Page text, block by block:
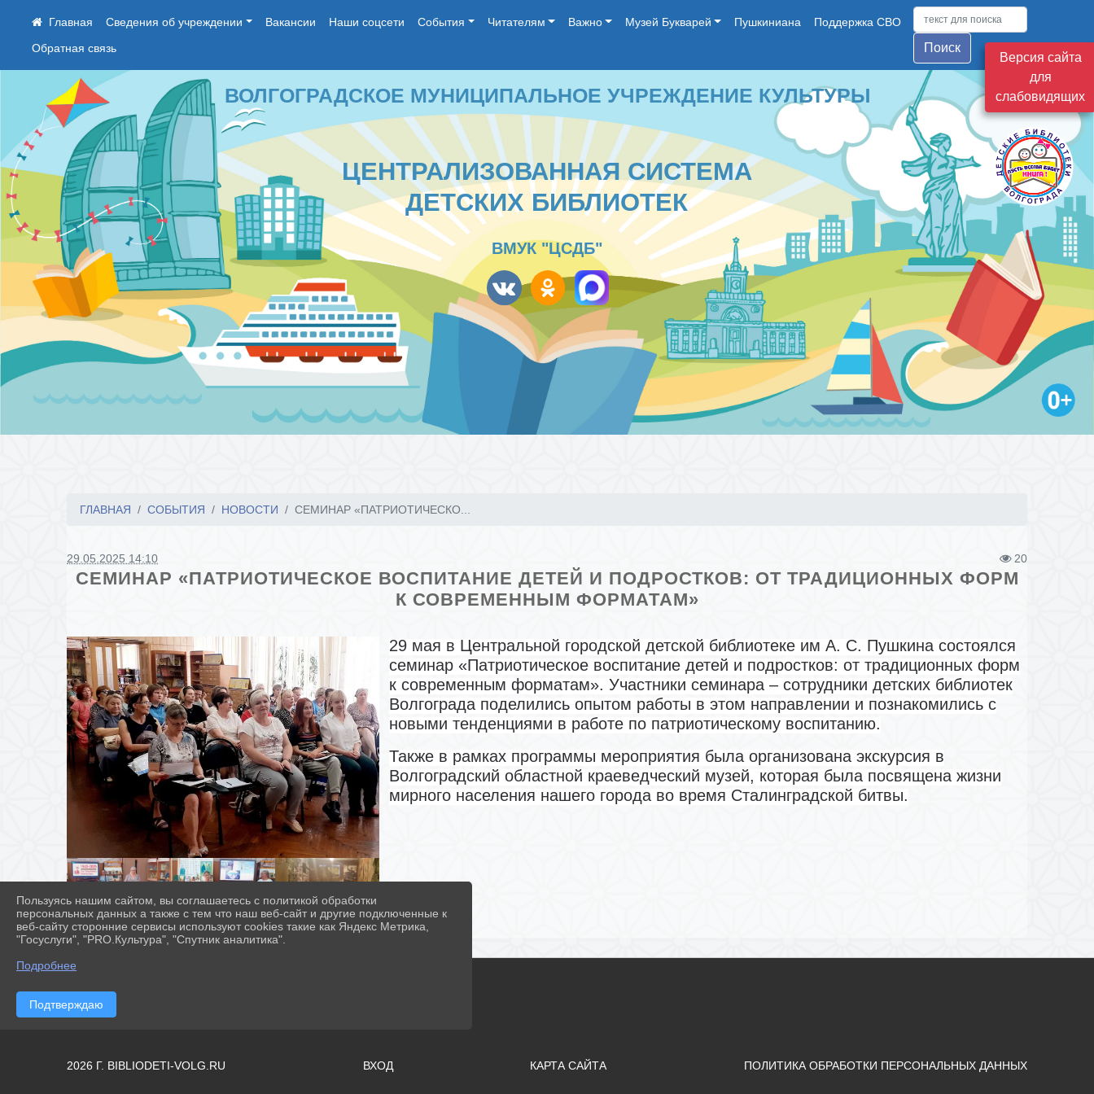
Версия сайта
для
слабовидящих
Сведения об учреждении Вакансии Наши соцсети События Читателям Важно Музей Букварей Пушкиниана
Поддержка СВО
Обратная связь
Поиск
ЦЕНТРАЛИЗОВАННАЯ СИСТЕМА
ДЕТСКИХ БИБЛИОТЕК
ВМУК "ЦСДБ"
ВОЛГОГРАДСКОЕ МУНИЦИПАЛЬНОЕ УЧРЕЖДЕНИЕ КУЛЬТУРЫ
ГЛАВНАЯ СОБЫТИЯ НОВОСТИ СЕМИНАР «ПАТРИОТИЧЕСКО...
29.05.2025 14:10 20
СЕМИНАР «ПАТРИОТИЧЕСКОЕ ВОСПИТАНИЕ ДЕТЕЙ И ПОДРОСТКОВ: ОТ ТРАДИЦИОННЫХ ФОРМ
К СОВРЕМЕННЫМ ФОРМАТАМ»
29 мая в Центральной городской детской библиотеке им А. С. Пушкина состоялся
семинар «Патриотическое воспитание детей и подростков: от традиционных форм
к современным форматам». Участники семинара – сотрудники детских библиотек
Волгограда поделились опытом работы в этом направлении и познакомились с
новыми тенденциями в работе по патриотическому воспитанию.
Также в рамках программы мероприятия была организована экскурсия в
Волгоградский областной краеведческий музей, которая была посвящена жизни
мирного населения нашего города во время Сталинградской битвы.
2026 Г. BIBLIODETI-VOLG.RU ВХОД КАРТА САЙТА ПОЛИТИКА ОБРАБОТКИ ПЕРСОНАЛЬНЫХ ДАННЫХ
Пользуясь нашим сайтом, вы соглашаетесь с политикой обработки
персональных данных а также с тем что наш веб-сайт и другие подключенные к
веб-сайту сторонние сервисы используют cookies такие как Яндекс Метрика,
"Госуслуги", "PRO.Культура", "Спутник аналитика".
Подробнее
Подтверждаю